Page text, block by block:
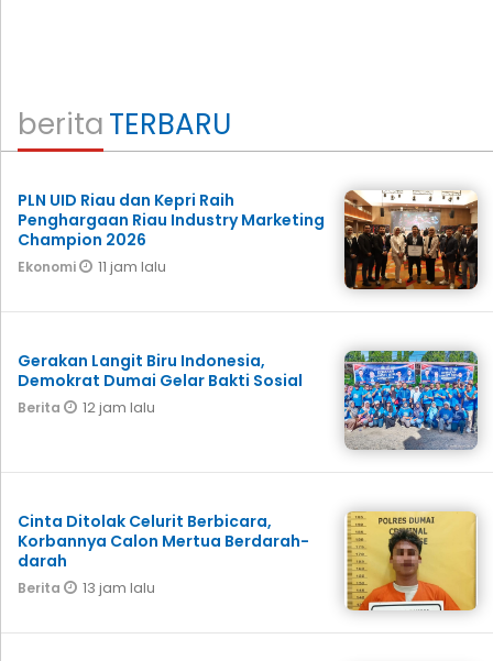
beritaTERBARU
PLN UID Riau dan Kepri Raih
Penghargaan Riau Industry Marketing
Champion 2026
Ekonomi 11 jam lalu
Gerakan Langit Biru Indonesia,
Demokrat Dumai Gelar Bakti Sosial
Berita 12 jam lalu
Cinta Ditolak Celurit Berbicara,
Korbannya Calon Mertua Berdarah-
darah
Berita 13 jam lalu